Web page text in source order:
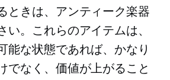
ときは、アンティーク楽器
い。これらのアイテムは、
能な状態であれば、かなり
でなく、価値が上がること